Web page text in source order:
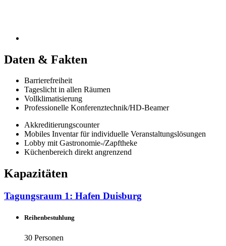
Daten & Fakten
Barrierefreiheit
Tageslicht in allen Räumen
Vollklimatisierung
Professionelle Konferenztechnik/HD-Beamer
Akkreditierungscounter
Mobiles Inventar für individuelle Veranstaltungslösungen
Lobby mit Gastronomie-/Zapftheke
Küchenbereich direkt angrenzend
Kapazitäten
Tagungsraum 1: Hafen Duisburg
Reihenbestuhlung
30 Personen